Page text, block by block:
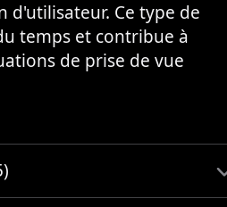
d'utilisateur. Ce type de
temps et contribue à
de prise de vue